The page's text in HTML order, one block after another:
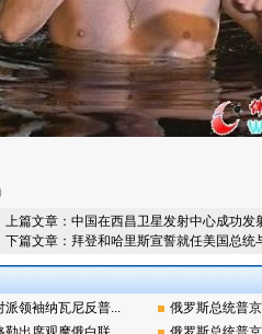
上篇文章： 中国在西昌卫星发射中心成功发
下篇文章： 拜登和哈里斯宣誓就任美国总统
派领袖纳瓦尼反普...
俄罗斯总统普